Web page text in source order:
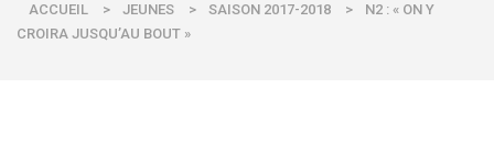
ACCUEIL > JEUNES > SAISON 2017-2018 >
N2 : « ON Y
CROIRA JUSQU’AU BOUT »